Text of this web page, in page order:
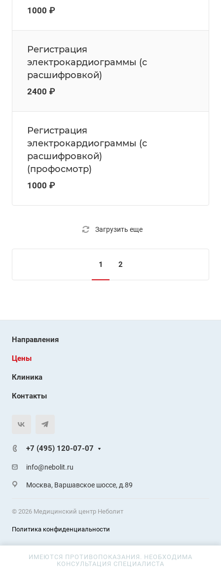
1000 ₽
Регистрация
электрокардиограммы (с
расшифровкой)
2400 ₽
Регистрация
электрокардиограммы (с
расшифровкой)
(профосмотр)
1000 ₽
Загрузить еще
1 2
Направления
Цены
Клиника
Контакты
+7 (495) 120-07-07
info@nebolit.ru
Москва, Варшавское шоссе, д.89
© 2026 Медицинский центр Неболит
Политика конфиденциальности
ИМЕЮТСЯ ПРОТИВОПОКАЗАНИЯ. НЕОБХОДИМА
КОНСУЛЬТАЦИЯ СПЕЦИАЛИСТА